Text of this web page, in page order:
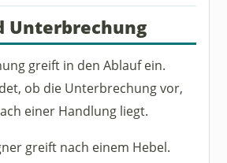
Unterbrechung
greift in den Ablauf ein.
ob die Unterbrechung vor,
einer Handlung liegt.
greift nach einem Hebel.